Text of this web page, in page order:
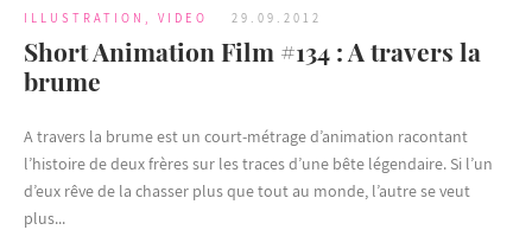
ILLUSTRATION , VIDEO 29.09.2012
Short Animation Film #134 : A travers la
brume
A travers la brume est un court-métrage d’animation racontant
l’histoire de deux frères sur les traces d’une bête légendaire. Si l’un
d’eux rêve de la chasser plus que tout au monde, l’autre se veut
plus...